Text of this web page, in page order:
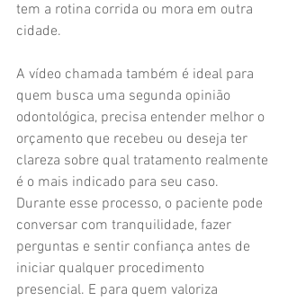
tem a rotina corrida ou mora em outra
cidade.
A vídeo chamada também é ideal para
quem busca uma segunda opinião
odontológica, precisa entender melhor o
orçamento que recebeu ou deseja ter
clareza sobre qual tratamento realmente
é o mais indicado para seu caso.
Durante esse processo, o paciente pode
conversar com tranquilidade, fazer
perguntas e sentir confiança antes de
iniciar qualquer procedimento
presencial. E para quem valoriza